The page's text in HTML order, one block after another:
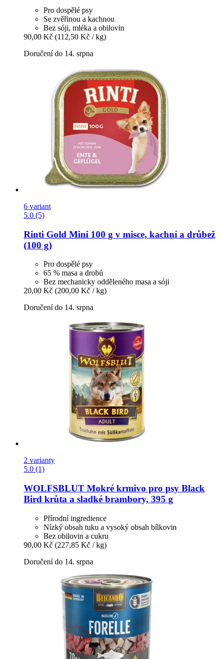
Pro dospělé psy
Se zvěřinou a kachnou
Bez sóji, mléka a obilovin
90,00 Kč (112,50 Kč / kg)
Doručení do 14. srpna
6 variant
5.0 (5)
Rinti Gold Mini 100 g v misce, kachní a drůbež
(100 g)
Pro dospělé psy
65 % masa a drobů
Bez mechanicky odděleného masa a sóji
20,00 Kč (200,00 Kč / kg)
Doručení do 14. srpna
2 varianty
5.0 (1)
WOLFSBLUT Mokré krmivo pro psy Black
Bird krůta a sladké brambory, 395 g
Přírodní ingredience
Nízký obsah tuku a vysoký obsah bílkovin
Bez obilovin a cukru
90,00 Kč (227,85 Kč / kg)
Doručení do 14. srpna